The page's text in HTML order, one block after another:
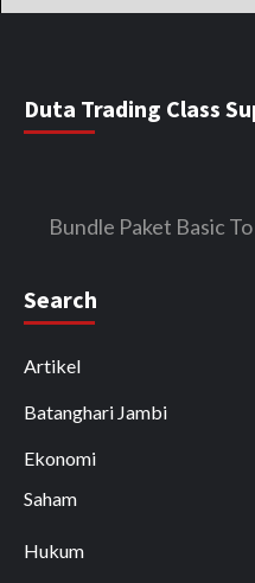
Duta Trading Class
Bundle Paket Basic
Search
Artikel
Batanghari Jambi
Ekonomi
Saham
Hukum